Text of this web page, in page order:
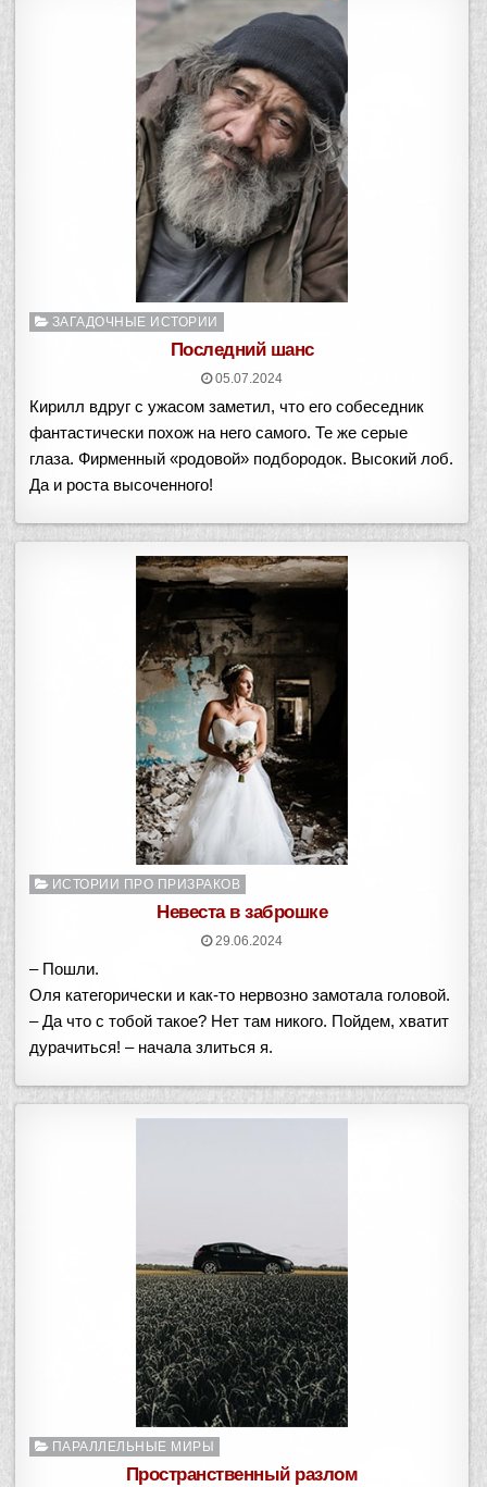
Опубликовано
ЗАГАДОЧНЫЕ ИСТОРИИ
Последний шанс
05.07.2024
Кирилл вдруг с ужасом заметил, что его собеседник
фантастически похож на него самого. Те же серые
глаза. Фирменный «родовой» подбородок. Высокий лоб.
Да и роста высоченного!
Опубликовано
ИСТОРИИ ПРО ПРИЗРАКОВ
Невеста в заброшке
29.06.2024
– Пошли.
Оля категорически и как-то нервозно замотала головой.
– Да что с тобой такое? Нет там никого. Пойдем, хватит
дурачиться! – начала злиться я.
Опубликовано
ПАРАЛЛЕЛЬНЫЕ МИРЫ
Пространственный разлом